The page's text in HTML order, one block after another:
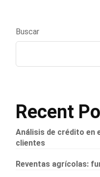
Buscar
Recent
Análisis de crédito en
clientes
Reventas agrícolas: